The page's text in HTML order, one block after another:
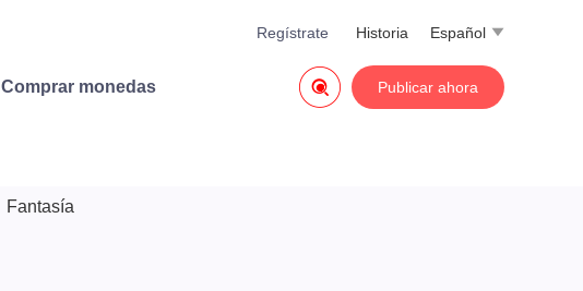
Español 
Historia
Regístrate
Comprar monedas Publicar ahora

Fantasía